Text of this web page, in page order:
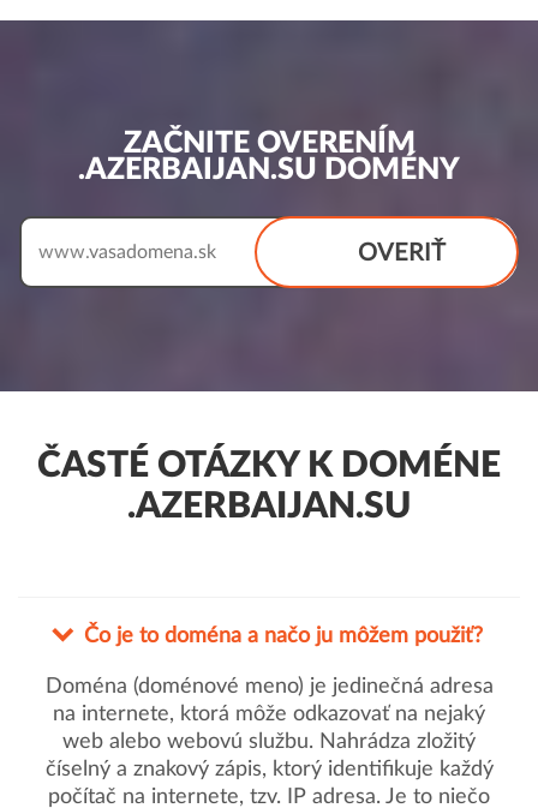
ZAČNITE OVERENÍM
.AZERBAIJAN.SU DOMÉNY
OVERIŤ
www.
ČASTÉ OTÁZKY K DOMÉNE
.AZERBAIJAN.SU
Čo je to doména a načo ju môžem použiť?
Doména (doménové meno) je jedinečná adresa
na internete, ktorá môže odkazovať na nejaký
web alebo webovú službu. Nahrádza zložitý
číselný a znakový zápis, ktorý identifikuje každý
počítač na internete, tzv. IP adresa. Je to niečo